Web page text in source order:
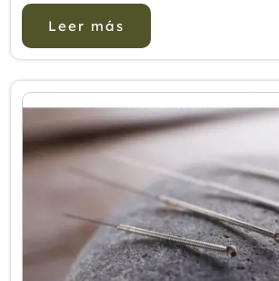
Autónomos de la Terapias ...
Leer más